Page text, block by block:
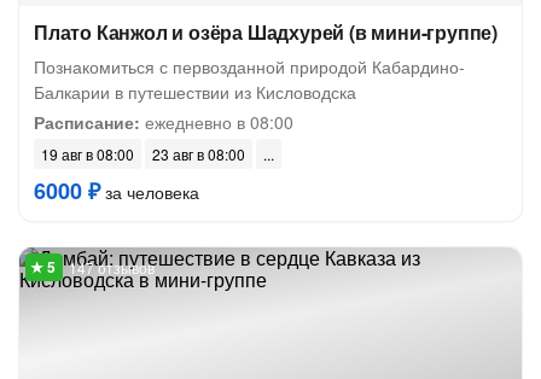
Плато Канжол и озёра Шадхурей (в мини-группе)
Познакомиться с первозданной природой Кабардино-
Балкарии в путешествии из Кисловодска
Расписание: ежедневно в 08:00
19 авг в 08:00 23 авг в 08:00
6000 ₽за человека
147 отзывов